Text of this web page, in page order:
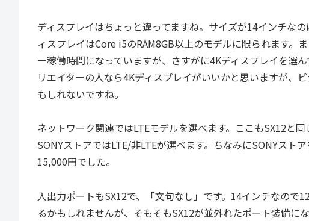
ディスプレイはちょっと違ってますね。サイズが14インチな
ィスプレイはCore i5のRAM8GB以上のモデルに限られます。
ー稼働時間になっていますが、さすがに4Kディスプレイを選
リエイターの人なら4Kディスプレイがいいかと思いますが、
もしれないですね。
ネットワーク関連ではLTEモデルを選べます。ここもSX12と
SONYストアではLTE/非LTEが選べます。ちなみにSONYスト
15,000円でした。
入出力ポートもSX12で、「文句なし」です。14インチなので
るかもしれませんが、そもそもSX12が並外れたポート装備に